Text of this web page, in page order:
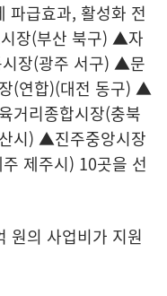
파급효과, 활성화 전
장(부산 북구) ▲자
장(광주 서구) ▲문
(연합)(대전 동구) ▲
거리종합시장(충북
시) ▲진주중앙시장
제주시) 10곳을 선
원의 사업비가 지원